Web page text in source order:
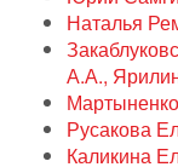
Наталья
А.А.,
Русакова
Каликина